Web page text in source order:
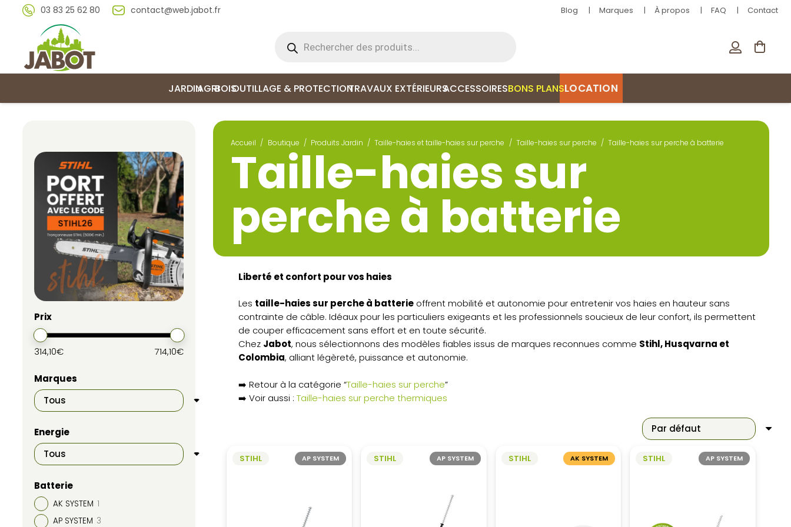
03 83 25 62 80 contact@web.jabot.fr Blog Marques À propos FAQ Contact
produits
JARDINAGRIBOISOUTILLAGE & PROTECTIONTRAVAUX EXTÉRIEURSACCESSOIRESBONS PLANSLOCATION
Prix
314,10€ 714,10€
Marques
Energie
Batterie
AK SYSTEM 1
AP SYSTEM 3
Accueil / Boutique / Produits Jardin / Taille-haies et taille-haies sur perche / Taille-haies sur perche / Taille-haies sur perche à batterie
Taille-haies sur
perche à batterie
Liberté et confort pour vos haies
Les taille-haies sur perche à batterieoffrent mobilité et autonomie pour entretenir vos haies en hauteur sans
contrainte de câble. Idéaux pour les particuliers exigeants et les professionnels soucieux de leur confort, ils permettent
de couper efficacement sans effort et en toute sécurité.
Chez Jabot, nous sélectionnons des modèles fiables issus de marques reconnues comme Stihl, Husqvarna et
Colombia, alliant légèreté, puissance et autonomie.
➡️ Retour à la catégorie “Taille-haies sur perche”
➡️ Voir aussi : Taille-haies sur perche thermiques
AP SYSTEM
STIHL AP SYSTEM
STIHL AK SYSTEM
STIHL AP SYSTEM
STIHL